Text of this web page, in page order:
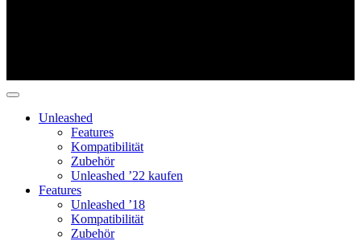
Unleashed
Features
Kompatibilität
Zubehör
Unleashed ’22 kaufen
Features
Unleashed ’18
Kompatibilität
Zubehör